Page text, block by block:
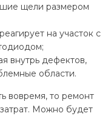
щели размером
на участок с
внутрь дефектов,
области.
вовремя, то ремонт
Можно будет